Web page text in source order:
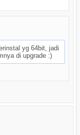
yg 64bit, jadi
di upgrade :)